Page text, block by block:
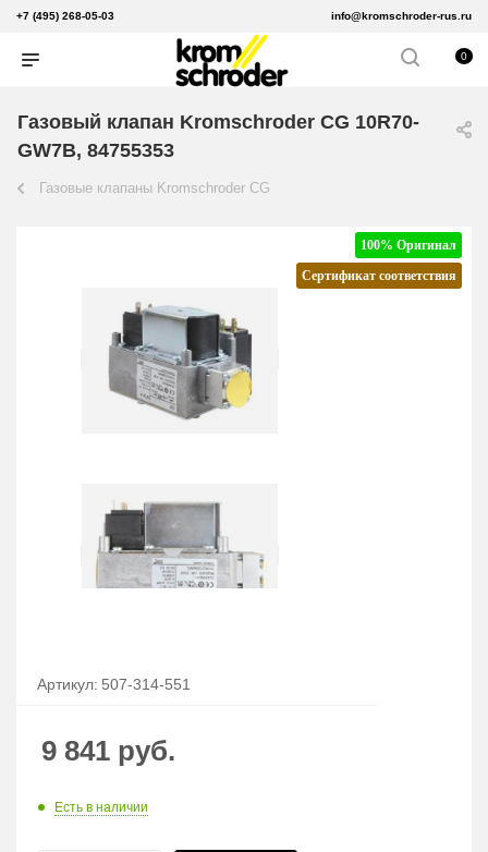
+7 (495) 268-05-03 info@kromschroder-rus.ru
0
Газовый клапан Kromschroder CG 10R70-
GW7B, 84755353
Газовые клапаны Kromschroder CG
100% Оригинал
Сертификат соответствия
Артикул: 507-314-551
9 841 руб.
Есть в наличии